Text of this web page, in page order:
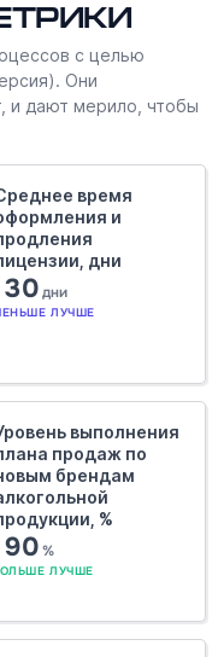
с целью
Они
и дают мерило, чтобы
время
и
дни
30дни
ЛУЧШЕ
выполнения
продаж по
брендам
%
90%
ЛУЧШЕ